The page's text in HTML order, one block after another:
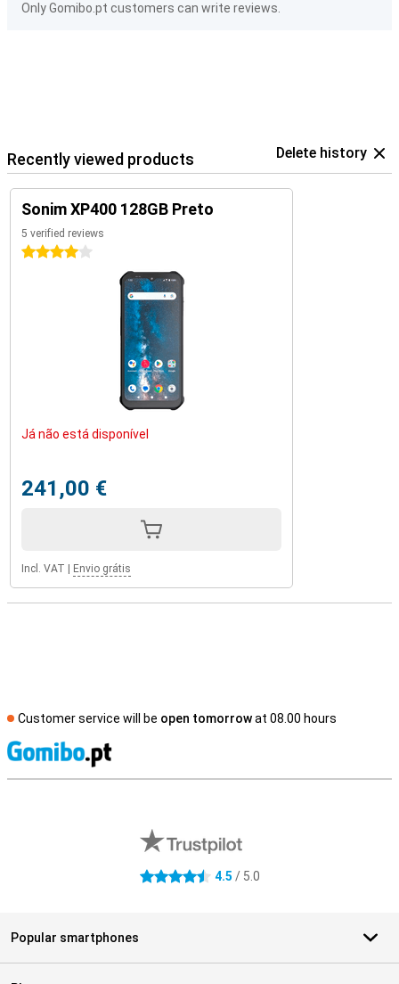
Only Gomibo.pt customers can write reviews.
Recently viewed products Delete history
Sonim XP400 128GB Preto
5 verified reviews
4 stars
Já não está disponível
241,00 €
Incl. VAT Envio grátis
Customer service will be open tomorrowat 08.00 hours
4.5 stars 4.5 / 5.0
Popular smartphones